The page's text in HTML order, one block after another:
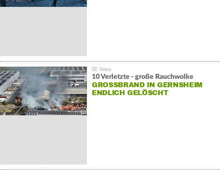
10 Verletzte - große Rauchwolke
GROSSBRAND IN GERNSHEIM E
NDLICH GELÖSCHT